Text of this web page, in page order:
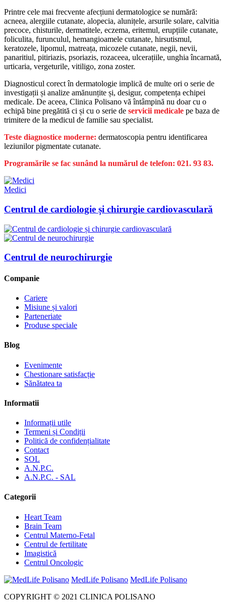
Printre cele mai frecvente afecțiuni dermatologice se numără:
acneea, alergiile cutanate, alopecia, alunițele, arsurile solare, calvitia
precoce, chisturile, dermatitele, eczema, eritemul, erupțiile cutanate,
foliculita, furunculul, hemangioamele cutanate, hirsutismul,
keratozele, lipomul, matreața, micozele cutanate, negii, nevii,
panaritiul, pitiriazis, psoriazis, rozaceea, ulcerațiile, unghia încarnată,
urticaria, vergeturile, vitiligo, zona zoster.
Diagnosticul corect în dermatologie implică de multe ori o serie de
investigații și analize amănunțite și, desigur, competența echipei
medicale. De aceea, Clinica Polisano vă întâmpină nu doar cu o
echipă bine pregătită ci și cu o serie de servicii medicale pe baza de
trimitere de la medicul de familie sau specialist.
Teste diagnostice moderne: dermatoscopia pentru identificarea
leziunilor pigmentate cutanate.
Programările se fac sunând la numărul de telefon: 021. 93 83.
Medici
Centrul de cardiologie și chirurgie cardiovasculară
Centrul de neurochirurgie
Companie
Cariere
Misiune și valori
Parteneriate
Produse speciale
Blog
Evenimente
Chestionare satisfacție
Sănătatea ta
Informatii
Informații utile
Termeni și Condiții
Politică de confidențialitate
Contact
SOL
A.N.P.C.
A.N.P.C. - SAL
Categorii
Heart Team
Brain Team
Centrul Materno-Fetal
Centrul de fertilitate
Imagistică
Centrul Oncologic
MedLife Polisano MedLife Polisano
COPYRIGHT © 2021 CLINICA POLISANO